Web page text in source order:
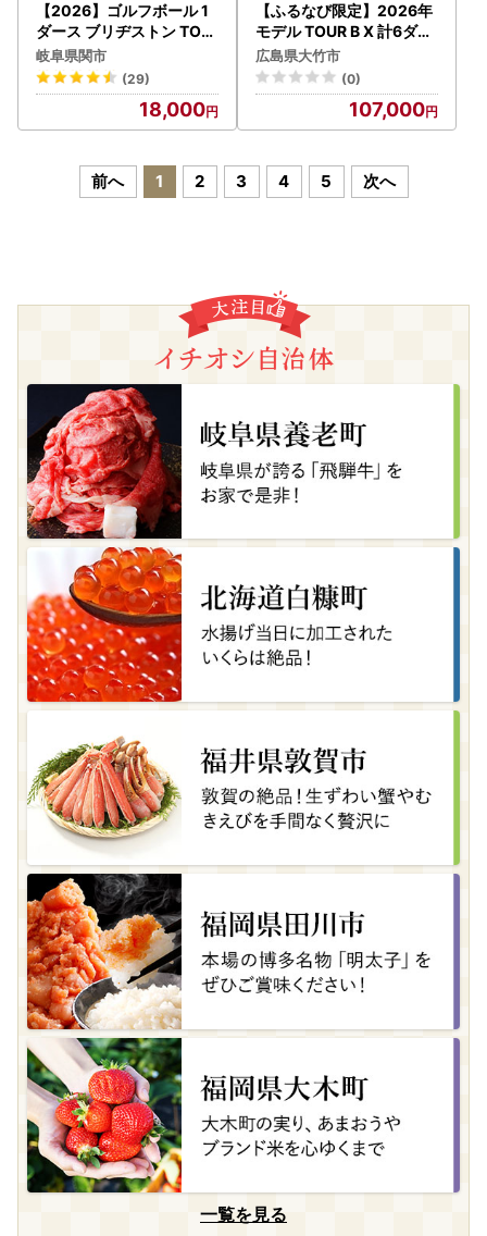
【2026】ゴルフボール 1
ダース ブリヂストン TOU
R B XS ホワイト
岐阜県関市
(29)
18,000
【ふるなび限定】2026年
モデル TOUR B X 計6ダー
ス【ホワイト、コーポレー
トカラー 各3ダースずつ】
ブリヂストン ゴルフボー
ル FN-Limited-SP [2546
]
広島県大竹市
(0)
107,000
前へ 1 2 3 4 5 次へ
一覧を見る